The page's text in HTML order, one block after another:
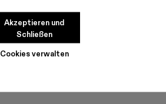
Cookies verwalten
Akzeptieren und
Schließen